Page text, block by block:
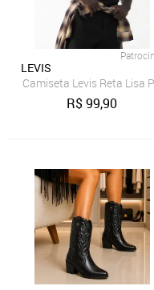
LEVIS
Camiseta Levis Reta Lisa
R$99,90